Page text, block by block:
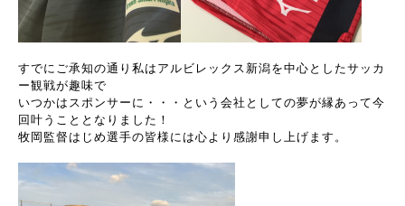
すでにご承知の通り私はアルビレックス新潟を中心としたサッカ
ー観戦が趣味で
いつかはスポンサーに・・・という会社としての夢が縁あって今
回叶うこととなりました！
牧岡監督はじめ選手の皆様には心より感謝申し上げます。